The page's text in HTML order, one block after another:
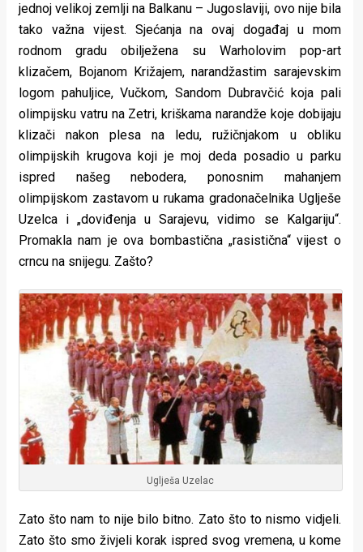
jednoj velikoj zemlji na Balkanu – Jugoslaviji, ovo nije bila
tako važna vijest. Sjećanja na ovaj događaj u mom
rodnom gradu obilježena su Warholovim pop-art
klizačem, Bojanom Križajem, narandžastim sarajevskim
logom pahuljice, Vučkom, Sandom Dubravčić koja pali
olimpijsku vatru na Zetri, kriškama narandže koje dobijaju
klizači nakon plesa na ledu, ružičnjakom u obliku
olimpijskih krugova koji je moj deda posadio u parku
ispred našeg nebodera, ponosnim mahanjem
olimpijskom zastavom u rukama gradonačelnika Uglješe
Uzelca i „doviđenja u Sarajevu, vidimo se Kalgariju“.
Promakla nam je ova bombastična „rasistična“ vijest o
crncu na snijegu. Zašto?
Uglješa Uzelac
Zato što nam to nije bilo bitno. Zato što to nismo vidjeli.
Zato što smo živjeli korak ispred svog vremena, u kome